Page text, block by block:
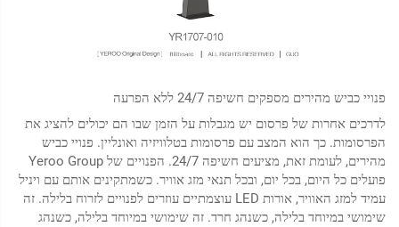
פנויי כביש מהירים מספקים חשיפה 24/7 ללא הפרעה
לדרכים אחרות של פרסום יש מגבלות על הזמן שבו הם יכולים להציג את
הפרסומות. כך הוא המצב עם פרסומות בטלוויזיה ואונליין. פנויי כביש
מהירים, לעומת זאת, מציעים חשיפה 24/7. הפנויים של Yeroo Group
פועלים כל היום, בכל יום, ובכל תנאי מזג אוויר. כשמתקינים אותם עם ויניל
עמיד למזג האוויר, אורות LED עוצמתיים עוזרים לפנויים לזרוח בלילה. זה
שימושי במיוחד בלילה, כשנהג חרד. זה שימושי במיוחד בלילה, כשנהג